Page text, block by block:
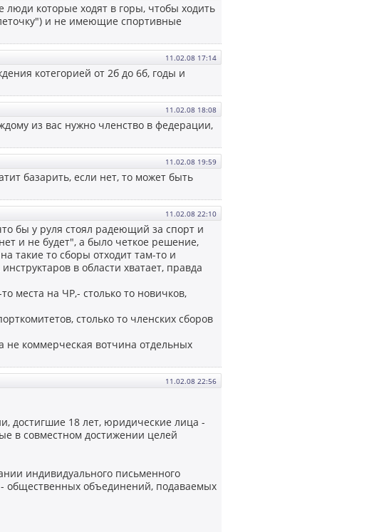
которые ходят в горы, чтобы ходить
и не имеющие спортивные
11.02.08 17:14
котегорией от 2б до 6б, годы и
11.02.08 18:08
из вас нужно членство в федерации,
11.02.08 19:59
базарить, если нет, то может быть
11.02.08 22:10
бы у руля стоял радеющий за спорт и
и не будет", а было четкое решение,
такие то сборы отходит там-то и
в области хватает, правда
места на ЧР,- столько то новичков,
столько то членских сборов
коммерческая вотчина отдельных
11.02.08 22:56
достигшие 18 лет, юридические лица -
в совместном достижении целей
индивидуального письменного
общественных объединений, подаваемых